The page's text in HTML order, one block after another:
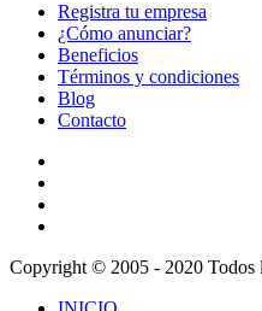
Registra tu empresa
¿Cómo anunciar?
Beneficios
Términos y condiciones
Blog
Contacto
Copyright © 2005 - 2020 Todos